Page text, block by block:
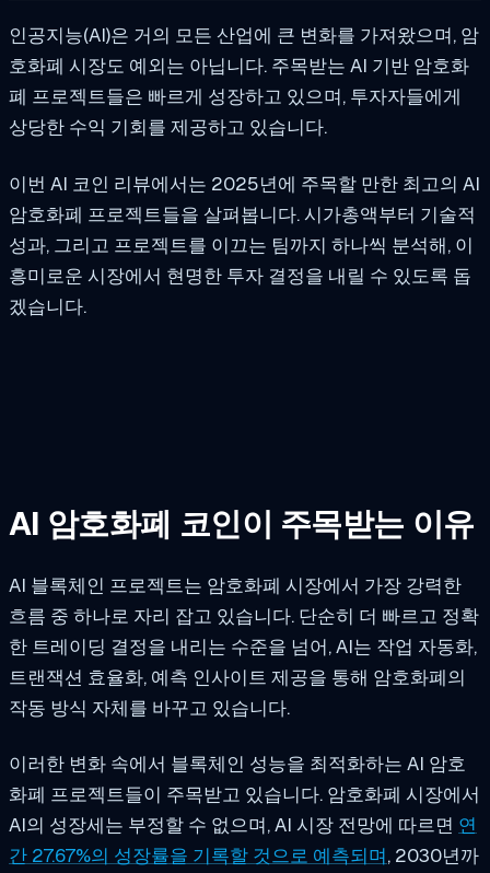
인공지능(AI)은 거의 모든 산업에 큰 변화를 가져왔으며, 암
호화폐 시장도 예외는 아닙니다. 주목받는 AI 기반 암호화
폐 프로젝트들은 빠르게 성장하고 있으며, 투자자들에게
상당한 수익 기회를 제공하고 있습니다.
이번 AI 코인 리뷰에서는 2025년에 주목할 만한 최고의 AI
암호화폐 프로젝트들을 살펴봅니다. 시가총액부터 기술적
성과, 그리고 프로젝트를 이끄는 팀까지 하나씩 분석해, 이
흥미로운 시장에서 현명한 투자 결정을 내릴 수 있도록 돕
겠습니다.
AI 암호화폐 코인이 주목받는 이유
AI 블록체인 프로젝트는 암호화폐 시장에서 가장 강력한
흐름 중 하나로 자리 잡고 있습니다. 단순히 더 빠르고 정확
한 트레이딩 결정을 내리는 수준을 넘어, AI는 작업 자동화,
트랜잭션 효율화, 예측 인사이트 제공을 통해 암호화폐의
작동 방식 자체를 바꾸고 있습니다.
이러한 변화 속에서 블록체인 성능을 최적화하는 AI 암호
화폐 프로젝트들이 주목받고 있습니다. 암호화폐 시장에서
AI의 성장세는 부정할 수 없으며, AI 시장 전망에 따르면 연
간 27.67%의 성장률을 기록할 것으로 예측되며, 2030년까